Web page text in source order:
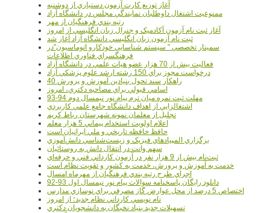
آغاز توزيع کارت آزمون دستياري از دوشنبه
ممنوعيت اشتغال داوطلبان نمايندگي مجلس در دانشگاه آزاد
رتبه بندي فرهنگيان از مهر
آغاز ثبت نام آزمون آکادميک و جنرال زبان انگليسي از امروز
ثبت نام آزمون زبان انگليسي دانشگاه آزاد آغاز شد
سمينار تخصصي " سيستم شناسايي خودکارو اتوماسيون"در
فرهنگسراي فناوري اطلاعات
فعاليت بيش از 70 هزار عضو هيات علمي در دانشگاه آزاد
درخواست مجوز براي 150 رشته ارشد علوم پزشکي آزاد
40 راهکار سند تحول بنيادين آموزش و پرورش
اسامي قبولي براي مصاحبه دکتري، امروز
مهلت ثبت نمره میان ترم پیام نور نیمسال دوم 94-93
اشتغالزايي از اهداف دانشگاه جامع علمي کاربردي
تجليل از معلمان نمونه شهرستان رباط کريم
اعلام اولويت استخدام پيماني 5 هزار معلم
حافظ حافظه تاريخي و ملي ايرانيان است
برگزاري المپيادهاي فيزيک و زيست‌شناسي دانش‌آموزي
سهم وانت در انتقال دانش به روستائيان
ثبت‌نام بيش از 9 هزار نفر در آزمون کارداني فني و حرفه‌اي
خدمت به آموزش و پرورش، خدمت به کشور و تقويت نظام است
اجراي طرح رتبه بندي فرهنگيان از مهرماه امسال
دانلود رایگان پاسخنامه سوالات پیام نور نیمسال اول 93-92
اختصاص 5 درصد از محل عوارض گاز مصرفي براي نوسازي مدارس
نام نويسي کارداني نظام جديد؛ از امروز
تسهيلات جديد بنياد نخبگان به دانشجويان دکتري